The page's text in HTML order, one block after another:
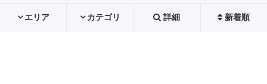
エリア カテゴリ 詳細 新着順